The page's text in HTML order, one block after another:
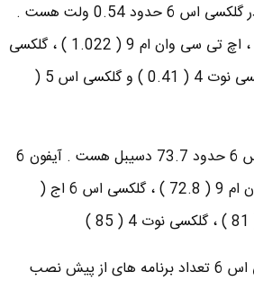
■ ولتاژ خروجی هدفون در گلکسی اس 6 حدود 0.54 ولت هست .
آیفون 6 ( 1.017 ولت ) ، اچ تی سی وان ام 9 ( 1.022 ) ، گلکسی
اس 6 اج ( 0.53 ) ، گلکسی نوت 4 ( 0.41 ) و گلکسی اس 5 (
■ شدت صدای گلکسی اس 6 حدود 73.7 دسیبل هست . آیفون 6
( 74.5 ) ، اچ تی سی وان ام 9 ( 72.8 ) ، گلکسی اس 6 اج (
■ سامسونگ توی گلکسی اس 6 تعداد برنامه های از پیش نصب